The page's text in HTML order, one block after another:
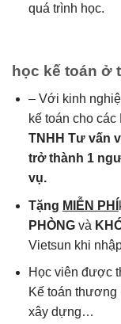
quá trình học.
học kế toán ở
– Với kinh
kế toán cho
TNHH Tư vấn
trở thành 1
vụ.
Tặng MIỄN PHÍ
PHÒNGvà
Vietsun khi
Học viên được
Kế toán thương
xây dựng…